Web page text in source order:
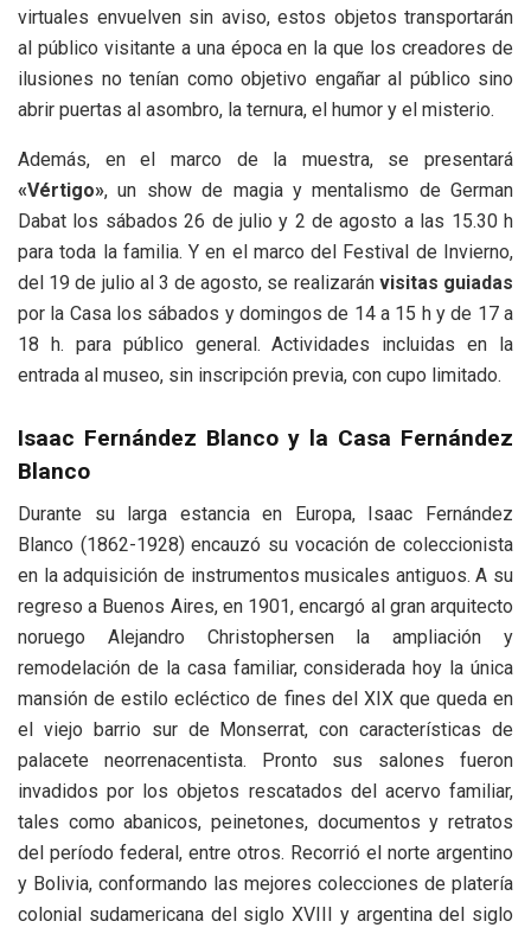
virtuales envuelven sin aviso, estos objetos transportarán
al público visitante a una época en la que los creadores de
ilusiones no tenían como objetivo engañar al público sino
abrir puertas al asombro, la ternura, el humor y el misterio.
Además, en el marco de la muestra, se presentará
«Vértigo», un show de magia y mentalismo de German
Dabat los sábados 26 de julio y 2 de agosto a las 15.30 h
para toda la familia. Y en el marco del Festival de Invierno,
del 19 de julio al 3 de agosto, se realizarán visitas guiadas
por la Casa los sábados y domingos de 14 a 15 h y de 17 a
18 h. para público general. Actividades incluidas en la
entrada al museo, sin inscripción previa, con cupo limitado.
Isaac Fernández Blanco y la Casa Fernández
Blanco
Durante su larga estancia en Europa, Isaac Fernández
Blanco (1862-1928) encauzó su vocación de coleccionista
en la adquisición de instrumentos musicales antiguos. A su
regreso a Buenos Aires, en 1901, encargó al gran arquitecto
noruego Alejandro Christophersen la ampliación y
remodelación de la casa familiar, considerada hoy la única
mansión de estilo ecléctico de fines del XIX que queda en
el viejo barrio sur de Monserrat, con características de
palacete neorrenacentista. Pronto sus salones fueron
invadidos por los objetos rescatados del acervo familiar,
tales como abanicos, peinetones, documentos y retratos
del período federal, entre otros. Recorrió el norte argentino
y Bolivia, conformando las mejores colecciones de platería
colonial sudamericana del siglo XVIII y argentina del siglo